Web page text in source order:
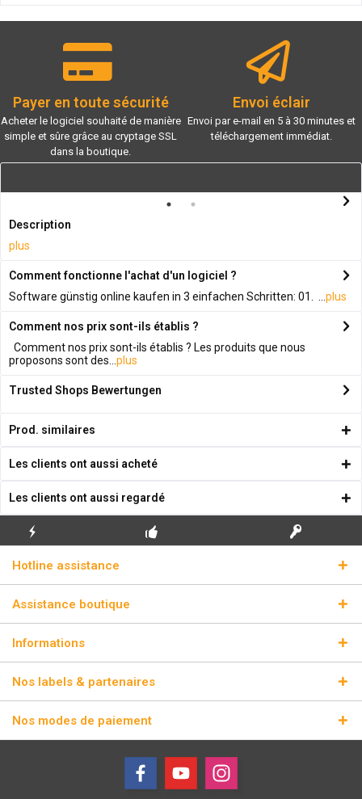
Payer en toute sécurité
Acheter le logiciel souhaité de manière
simple et sûre grâce au cryptage SSL
dans la boutique.
Envoi éclair
Envoi par e-mail en 5 à 30 minutes et
téléchargement immédiat.
Description
plus
Comment fonctionne l'achat d'un logiciel ?
Software günstig online kaufen in 3 einfachen Schritten: 01. ... plus
Comment nos prix sont-ils établis ?
Comment nos prix sont-ils établis ? Les produits que nous
proposons sont des... plus
Trusted Shops Bewertungen
Prod. similaires
Les clients ont aussi acheté
Les clients ont aussi regardé
ÉCLAIR
Hotline assistance
Assistance boutique
Informations
Nos labels & partenaires
Nos modes de paiement